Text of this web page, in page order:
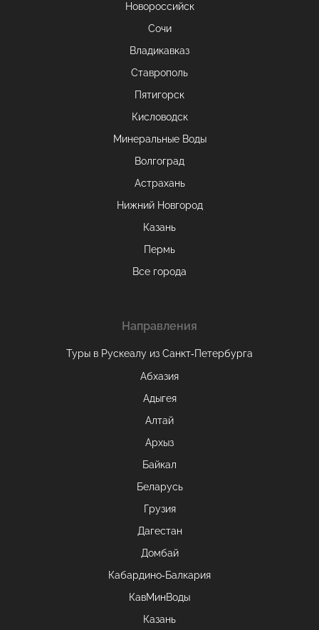
Новороссийск
Сочи
Владикавказ
Ставрополь
Пятигорск
Кисловодск
Минеральные Воды
Волгоград
Астрахань
Нижний Новгород
Казань
Пермь
Все города
Направления
Туры в Рускеалу из Санкт‑Петербурга
Абхазия
Адыгея
Алтай
Архыз
Байкал
Беларусь
Грузия
Дагестан
Домбай
Кабардино-Балкария
КавМинВоды
Казань